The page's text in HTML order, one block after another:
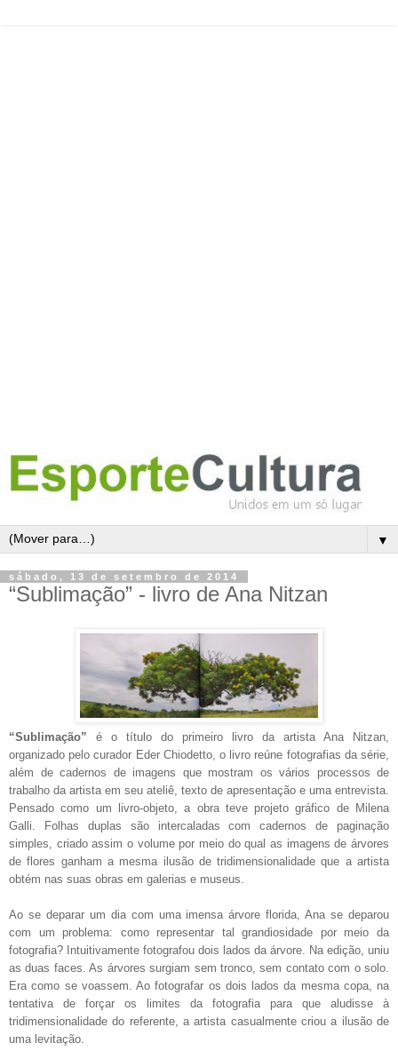
▼
sábado, 13 de setembro de 2014
“Sublimação” - livro de Ana Nitzan
“Sublimação” é o título do primeiro livro da artista Ana Nitzan,
organizado pelo curador Eder Chiodetto, o livro reúne fotografias da série,
além de cadernos de imagens que mostram os vários processos de
trabalho da artista em seu ateliê, texto de apresentação e uma entrevista.
Pensado como um livro-objeto, a obra teve projeto gráfico de Milena
Galli. Folhas duplas são intercaladas com cadernos de paginação
simples, criado assim o volume por meio do qual as imagens de árvores
de flores ganham a mesma ilusão de tridimensionalidade que a artista
obtém nas suas obras em galerias e museus.
Ao se deparar um dia com uma imensa árvore florida, Ana se deparou
com um problema: como representar tal grandiosidade por meio da
fotografia? Intuitivamente fotografou dois lados da árvore. Na edição, uniu
as duas faces. As árvores surgiam sem tronco, sem contato com o solo.
Era como se voassem. Ao fotografar os dois lados da mesma copa, na
tentativa de forçar os limites da fotografia para que aludisse à
tridimensionalidade do referente, a artista casualmente criou a ilusão de
uma levitação.